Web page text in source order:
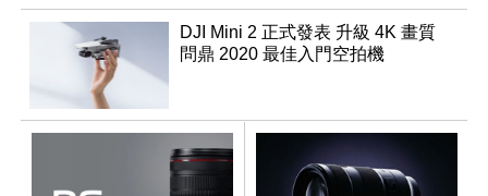
DJI Mini 2 正式發表 升級 4K 畫質
問鼎 2020 最佳入門空拍機